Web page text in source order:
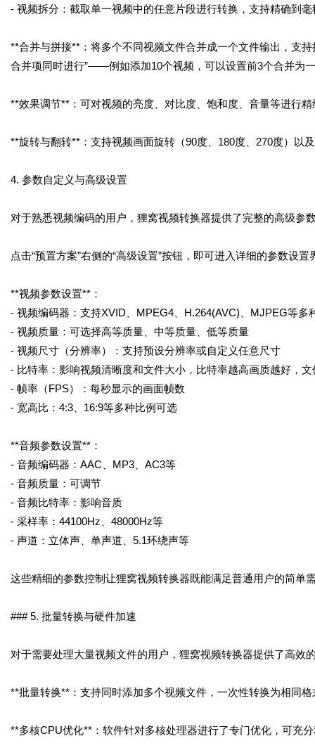
- 视频拆分：截取单一视频中的任意片段进行转换，支持精确到
**合并与拼接**：将多个不同视频文件合并成一个文件输出，支
合并项同时进行”——例如添加10个视频，可以设置前3个合并为
**效果调节**：可对视频的亮度、对比度、饱和度、音量等进行
**旋转与翻转**：支持视频画面旋转（90度、180度、270度）以
4. 参数自定义与高级设置
对于熟悉视频编码的用户，狸窝视频转换器提供了完整的高级参
点击“预置方案”右侧的“高级设置”按钮，即可进入详细的参数设置
**视频参数设置**：
- 视频编码器：支持XVID、MPEG4、H.264(AVC)、MJPEG等多
- 视频质量：可选择高等质量、中等质量、低等质量
- 视频尺寸（分辨率）：支持预设分辨率或自定义任意尺寸
- 比特率：影响视频清晰度和文件大小，比特率越高画质越好，文
- 帧率（FPS）：每秒显示的画面帧数
- 宽高比：4:3、16:9等多种比例可选
**音频参数设置**：
- 音频编码器：AAC、MP3、AC3等
- 音频质量：可调节
- 音频比特率：影响音质
- 采样率：44100Hz、48000Hz等
- 声道：立体声、单声道、5.1环绕声等
这些精细的参数控制让狸窝视频转换器既能满足普通用户的简单
### 5. 批量转换与硬件加速
对于需要处理大量视频文件的用户，狸窝视频转换器提供了高效
**批量转换**：支持同时添加多个视频文件，一次性转换为相同
**多核CPU优化**：软件针对多核处理器进行了专门优化，可充